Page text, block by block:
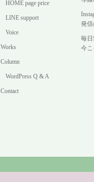
HOME page price
LINE support
Voice
Works
Column
WordPress Q & A
Contact
発
毎日
今